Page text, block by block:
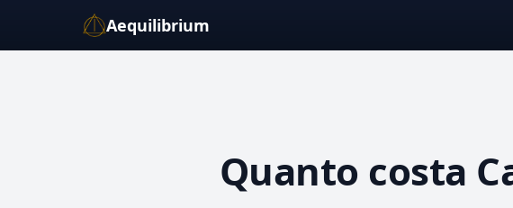
Aequilibrium
Quanto costa